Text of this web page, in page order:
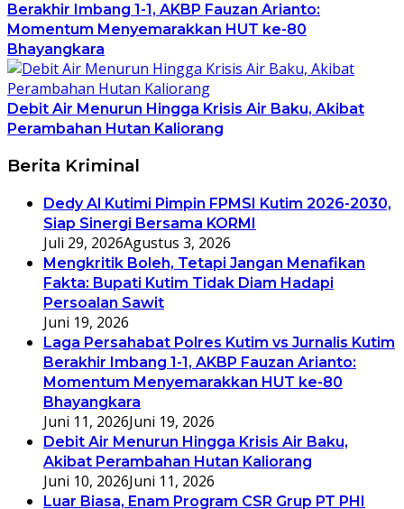
Berakhir Imbang 1-1, AKBP Fauzan Arianto:
Momentum Menyemarakkan HUT ke-80
Bhayangkara
Debit Air Menurun Hingga Krisis Air Baku, Akibat
Perambahan Hutan Kaliorang
Berita Kriminal
Dedy Al Kutimi Pimpin FPMSI Kutim 2026-2030,
Siap Sinergi Bersama KORMI
Juli 29, 2026Agustus 3, 2026
Mengkritik Boleh, Tetapi Jangan Menafikan
Fakta: Bupati Kutim Tidak Diam Hadapi
Persoalan Sawit
Juni 19, 2026
Laga Persahabat Polres Kutim vs Jurnalis Kutim
Berakhir Imbang 1-1, AKBP Fauzan Arianto:
Momentum Menyemarakkan HUT ke-80
Bhayangkara
Juni 11, 2026Juni 19, 2026
Debit Air Menurun Hingga Krisis Air Baku,
Akibat Perambahan Hutan Kaliorang
Juni 10, 2026Juni 11, 2026
Luar Biasa, Enam Program CSR Grup PT PHI